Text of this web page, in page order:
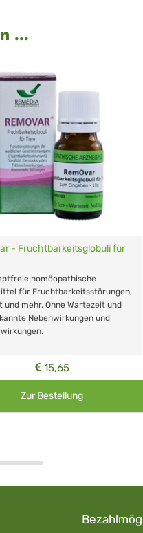
...
- Fruchtbarkeitsglobuli für
homöopathische
für Fruchtbarkeitsstörungen,
und mehr. Ohne Wartezeit und
Nebenwirkungen und
15,65
Zur Bestellung